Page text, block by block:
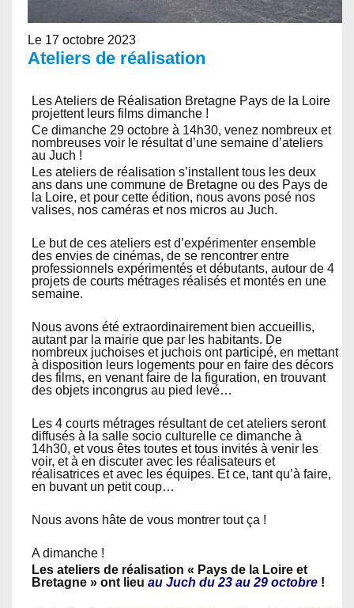
Le 17 octobre 2023
Ateliers de réalisation
Les Ateliers de Réalisation Bretagne Pays de la Loire
projettent leurs films dimanche !
Ce dimanche 29 octobre à 14h30, venez nombreux et
nombreuses voir le résultat d’une semaine d’ateliers
au Juch !
Les ateliers de réalisation s’installent tous les deux
ans dans une commune de Bretagne ou des Pays de
la Loire, et pour cette édition, nous avons posé nos
valises, nos caméras et nos micros au Juch.
Le but de ces ateliers est d’expérimenter ensemble
des envies de cinémas, de se rencontrer entre
professionnels expérimentés et débutants, autour de 4
projets de courts métrages réalisés et montés en une
semaine.
Nous avons été extraordinairement bien accueillis,
autant par la mairie que par les habitants. De
nombreux juchoises et juchois ont participé, en mettant
à disposition leurs logements pour en faire des décors
des films, en venant faire de la figuration, en trouvant
des objets incongrus au pied levé…
Les 4 courts métrages résultant de cet ateliers seront
diffusés à la salle socio culturelle ce dimanche à
14h30, et vous êtes toutes et tous invités à venir les
voir, et à en discuter avec les réalisateurs et
réalisatrices et avec les équipes. Et ce, tant qu’à faire,
en buvant un petit coup…
Nous avons hâte de vous montrer tout ça !
A dimanche !
Les ateliers de réalisation « Pays de la Loire et
Bretagne » ont lieu au Juch du 23 au 29 octobre !